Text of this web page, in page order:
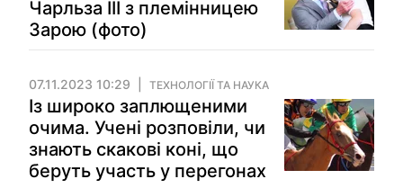
Чарльза ІІІ з племінницею
Зарою (фото)
07.11.2023 10:29 ТЕХНОЛОГІЇ ТА НАУКА
Із широко заплющеними
очима. Учені розповіли, чи
знають скакові коні, що
беруть участь у перегонах